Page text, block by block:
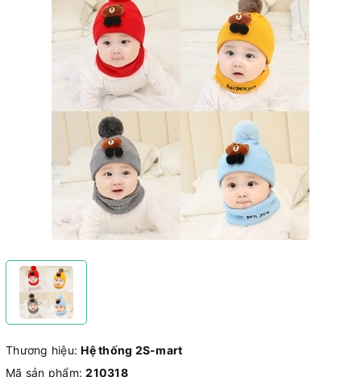
Thương hiệu:Hệ thống 2S-mart
Mã sản phẩm:210318